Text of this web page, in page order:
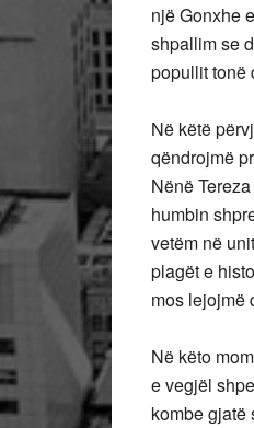
një Gonxhe
shpallim se
popullit tonë
Në këtë
qëndrojmë
Nënë
humbin
vetëm në
plagët e
mos lejojmë
Në këto
e vegjël
kombe gjatë